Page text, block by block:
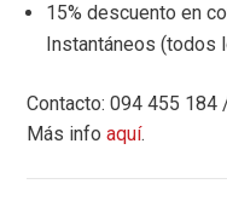
15% descuento en
Instantáneos (todos
Contacto: 094 455
Más infoaquí.